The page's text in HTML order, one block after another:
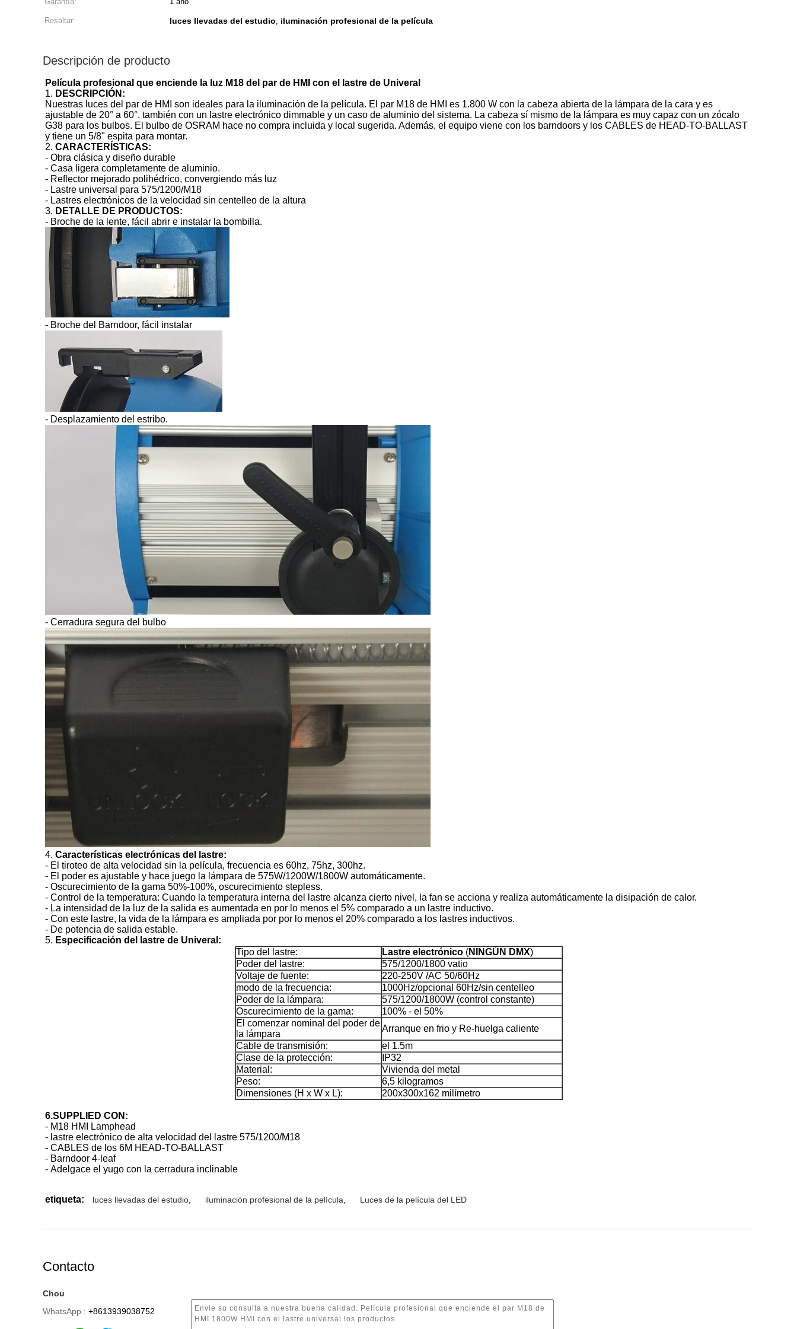
Resaltar: luces llevadas del estudio, iluminación profesional de la película
Descripción de producto
Película profesional que enciende la luz M18 del par de HMI con el lastre de Univeral
1. DESCRIPCIÓN:
Nuestras luces del par de HMI son ideales para la iluminación de la película. El par M18 de HMI es 1.800 W con la cabeza abierta de la lámpara de la cara y es
ajustable de 20° a 60°, también con un lastre electrónico dimmable y un caso de aluminio del sistema. La cabeza sí mismo de la lámpara es muy capaz con un zócalo
G38 para los bulbos. El bulbo de OSRAM hace no compra incluida y local sugerida. Además, el equipo viene con los barndoors y los CABLES de HEAD-TO-BALLAST
y tiene un 5/8" espita para montar.
2. CARACTERÍSTICAS:
- Obra clásica y diseño durable
- Casa ligera completamente de aluminio.
- Reflector mejorado polihédrico, convergiendo más luz
- Lastre universal para 575/1200/M18
- Lastres electrónicos de la velocidad sin centelleo de la altura
3. DETALLE DE PRODUCTOS:
- Broche de la lente, fácil abrir e instalar la bombilla.
- Broche del Barndoor, fácil instalar
- Desplazamiento del estribo.
- Cerradura segura del bulbo
4. Características electrónicas del lastre:
- El tiroteo de alta velocidad sin la película, frecuencia es 60hz, 75hz, 300hz.
- El poder es ajustable y hace juego la lámpara de 575W/1200W/1800W automáticamente.
- Oscurecimiento de la gama 50%-100%, oscurecimiento stepless.
- Control de la temperatura: Cuando la temperatura interna del lastre alcanza cierto nivel, la fan se acciona y realiza automáticamente la disipación de calor.
- La intensidad de la luz de la salida es aumentada en por lo menos el 5% comparado a un lastre inductivo.
- Con este lastre, la vida de la lámpara es ampliada por por lo menos el 20% comparado a los lastres inductivos.
- De potencia de salida estable.
5. Especificación del lastre de Univeral:
Tipo del lastre:
Lastre electrónico(NINGÚN DMX)
Poder del lastre:
575/1200/1800 vatio
Voltaje de fuente:
220-250V /AC 50/60Hz
modo de la frecuencia:
1000Hz/opcional 60Hz/sin centelleo
Poder de la lámpara:
575/1200/1800W (control constante)
Oscurecimiento de la gama:
100% - el 50%
El comenzar nominal del poder de
la lámpara
Arranque en frio y Re-huelga caliente
Cable de transmisión:
el 1.5m
Clase de la protección:
IP32
Material:
Vivienda del metal
Peso:
6,5 kilogramos
Dimensiones (H x W x L):
200x300x162 milímetro
6.SUPPLIED CON:
- M18 HMI Lamphead
- lastre electrónico de alta velocidad del lastre 575/1200/M18
- CABLES de los 6M HEAD-TO-BALLAST
- Barndoor 4-leaf
- Adelgace el yugo con la cerradura inclinable
etiqueta: luces llevadas del estudio iluminación profesional de la película Luces de la película del LED
Contacto
Chou
WhatsApp : +8613939038752